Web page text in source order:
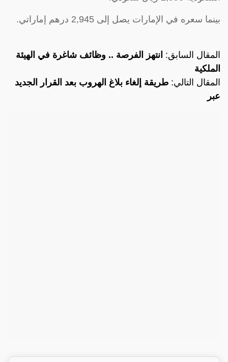
بينما سعره في الإمارات يصل إلى 2,945 درهم إماراتي.
المقال السابق: انتهز الفرصة .. وظائف شاغرة في الهيئة
الملكية
المقال التالي: طريقة إلغاء بلاغ الهروب بعد القرار الجديد
عبر